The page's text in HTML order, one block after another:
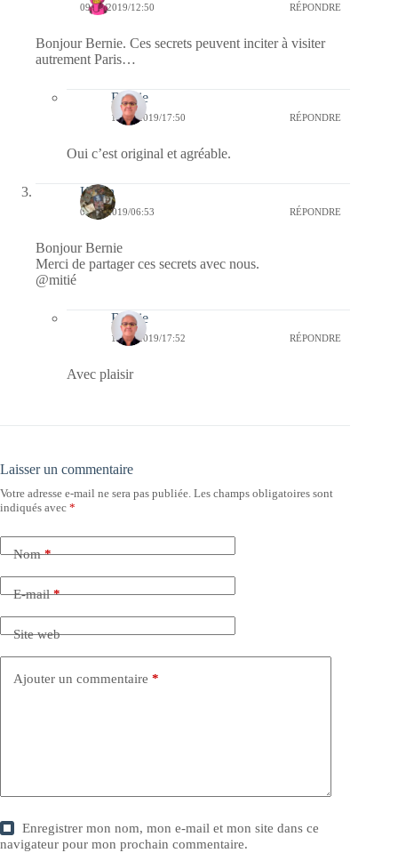
09/06/2019/12:50 RÉPONDRE
Bonjour Bernie. Ces secrets peuvent inciter à visiter
autrement Paris…
Bernie
10/06/2019/17:50 RÉPONDRE
Oui c’est original et agréable.
Kévin
09/06/2019/06:53 RÉPONDRE
Bonjour Bernie
Merci de partager ces secrets avec nous.
@mitié
Bernie
10/06/2019/17:52 RÉPONDRE
Avec plaisir
Laisser un commentaire
Votre adresse e-mail ne sera pas publiée. Les champs obligatoires sont
indiqués avec *
Nom*
E-mail*
Site web
Ajouter un commentaire *
Enregistrer mon nom, mon e-mail et mon site dans ce
navigateur pour mon prochain commentaire.